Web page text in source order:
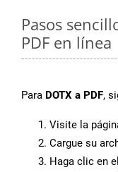
Pasos
PDF en línea
Para DOTX a PDF,
Visite la
Cargue su
Haga clic en